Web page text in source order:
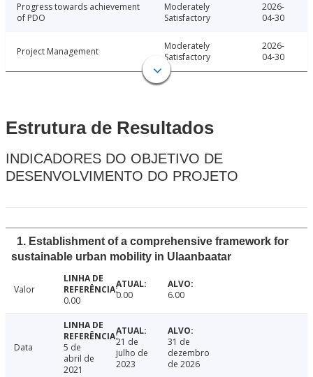
Progress towards achievement
of PDO
Moderately
Satisfactory
2026-
04-30
Project Management
Moderately
Satisfactory
2026-
04-30
Estrutura de Resultados
INDICADORES DO OBJETIVO DE
DESENVOLVIMENTO DO PROJETO
1. Establishment of a comprehensive framework for
sustainable urban mobility in Ulaanbaatar
Valor
0.00
0.00 6.00
Data
5 de
abril de
2021
21 de
julho de
2023
31 de
dezembro
de 2026